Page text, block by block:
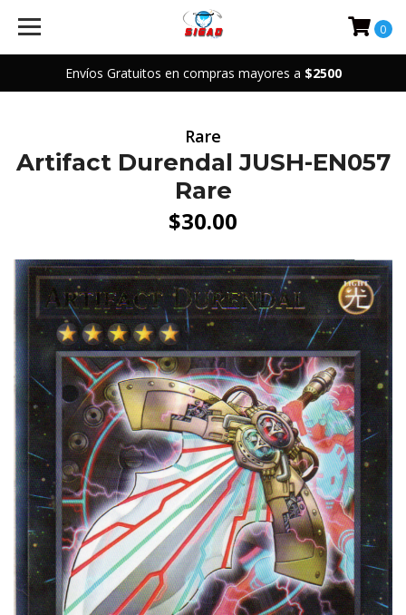
Envíos Gratuitos en compras mayores a $2500
0
Rare
Artifact Durendal JUSH-EN057
Rare
$30.00